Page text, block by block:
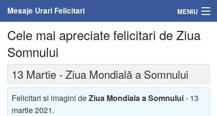
Mesaje Urari Felicitari MENIU
Home
Mesaje
Felicitari
Felicitari cu nume
Cele mai apreciate felicitari de Ziua
Somnului
13 Martie - Ziua Mondială a Somnului
Felicitari si imagini deZiua Mondiala a Somnului- 13
martie 2021.